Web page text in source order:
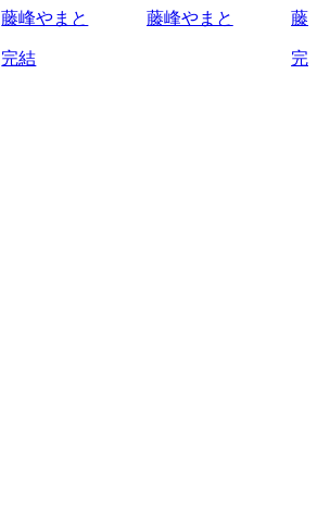
藤峰やまと
完結
藤峰やまと 藤
完